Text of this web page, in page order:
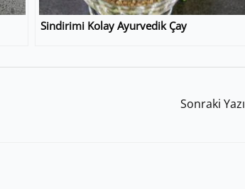
Sindirimi Kolay Ayurvedik Çay
Sonraki Yazı